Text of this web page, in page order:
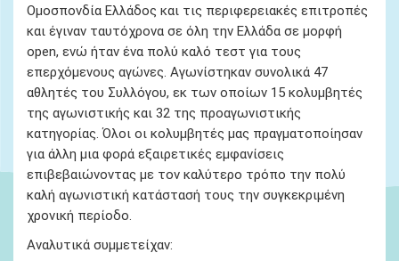
Ομοσπονδία Ελλάδος και τις περιφερειακές επιτροπές
και έγιναν ταυτόχρονα σε όλη την Ελλάδα σε μορφή
open, ενώ ήταν ένα πολύ καλό τεστ για τους
επερχόμενους αγώνες. Αγωνίστηκαν συνολικά 47
αθλητές του Συλλόγου, εκ των οποίων 15 κολυμβητές
της αγωνιστικής και 32 της προαγωνιστικής
κατηγορίας. Όλοι οι κολυμβητές μας πραγματοποίησαν
για άλλη μια φορά εξαιρετικές εμφανίσεις
επιβεβαιώνοντας με τον καλύτερο τρόπο την πολύ
καλή αγωνιστική κατάστασή τους την συγκεκριμένη
χρονική περίοδο.
Αναλυτικά συμμετείχαν: